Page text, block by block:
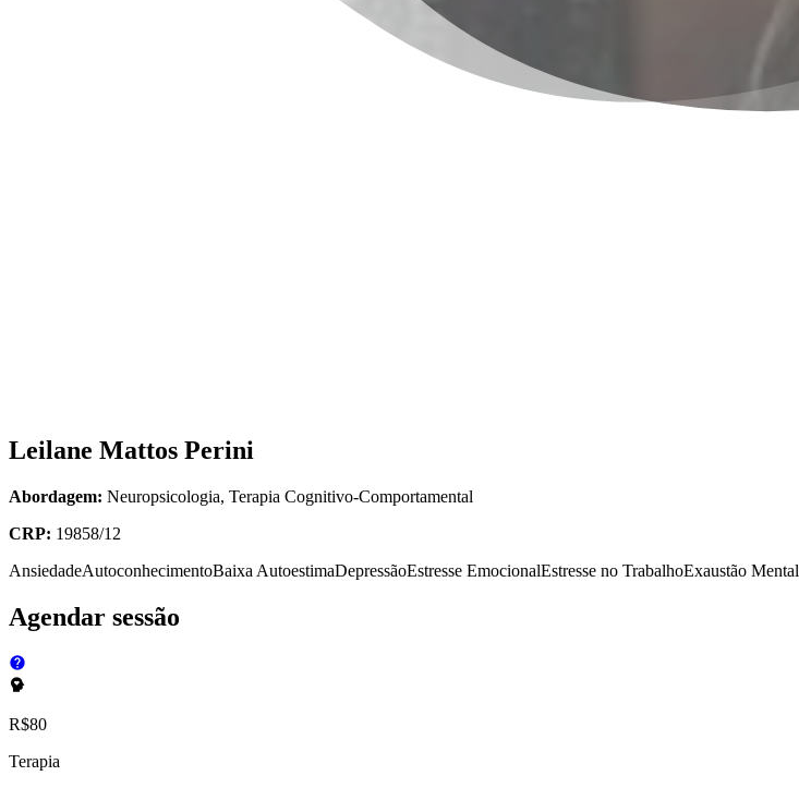
Leilane Mattos Perini
Abordagem: Neuropsicologia, Terapia Cognitivo-Comportamental
CRP: 19858/12
AnsiedadeAutoconhecimentoBaixa AutoestimaDepressãoEstresse EmocionalEstresse no TrabalhoExaustão Mental
Agendar sessão
R$80
Terapia